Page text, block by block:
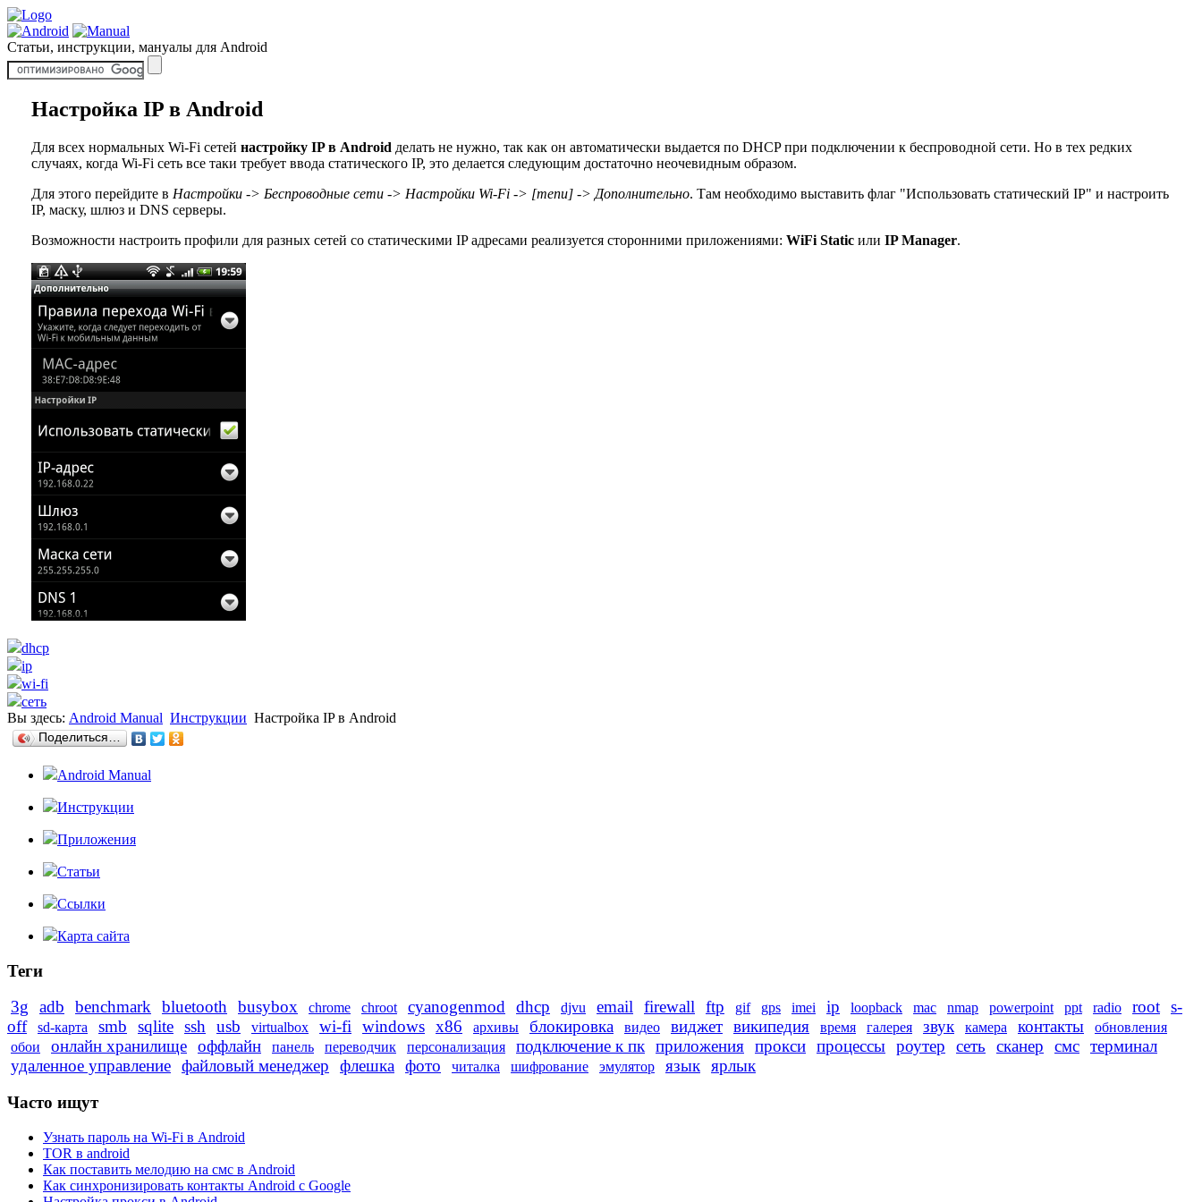
Статьи, инструкции, мануалы для Android
Настройка IP в Android
Для всех нормальных Wi-Fi сетей настройку IP в Android делать не нужно, так как он автоматически выдается по DHCP при подключении к беспроводной сети. Но в тех редких
случаях, когда Wi-Fi сеть все таки требует ввода статического IP, это делается следующим достаточно неочевидным образом.
Для этого перейдите в Настройки -> Беспроводные сети -> Настройки Wi-Fi -> [menu] -> Дополнительно. Там необходимо выставить флаг "Использовать статический IP" и настроить
IP, маску, шлюз и DNS серверы.
Возможности настроить профили для разных сетей со статическими IP адресами реализуется сторонними приложениями: WiFi Staticили IP Manager.
dhcp
ip
wi-fi
сеть
Вы здесь: Android Manual Инструкции Настройка IP в Android
Поделиться…
Android Manual
Инструкции
Приложения
Статьи
Ссылки
Карта сайта
Теги
3g
adb benchmark bluetooth busybox chrome chroot cyanogenmod dhcp djvu email firewall ftp gif gps imei ip loopback mac nmap powerpoint ppt radio root s-
off
sd-карта smb sqlite ssh usb virtualbox wi-fi windows x86 архивы блокировка видео виджет википедия время галерея звук камера контакты
обновления
обои
онлайн хранилище оффлайн панель переводчик персонализация подключение к пк приложения прокси процессы роутер сеть сканер смс терминал
удаленное управление файловый менеджер флешка фото читалка шифрование эмулятор язык ярлык
Часто ищут
Узнать пароль на Wi-Fi в Android
TOR в android
Как поставить мелодию на смс в Android
Как синхронизировать контакты Android с Google